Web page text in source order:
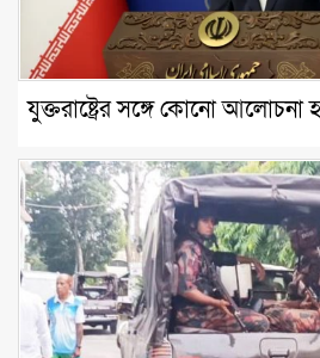
যুক্তরাষ্ট্রের সঙ্গে কোনো আলোচনা